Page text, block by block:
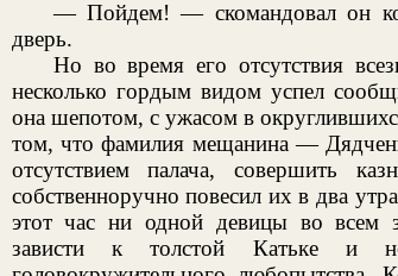
— Пойдем! — скомандовал он
дверь.
Но во время его отсутствия
несколько гордым видом успел
она шепотом, с ужасом в
том, что фамилия мещанина —
отсутствием палача, совершить
собственноручно повесил их в два
этот час ни одной девицы во всем
зависти к толстой Катьке и